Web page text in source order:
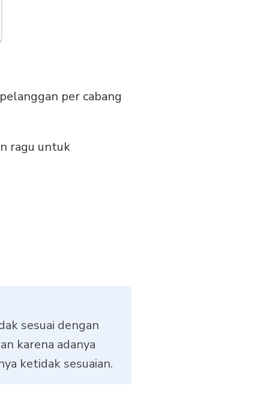
per cabang
ragu untuk
sesuai dengan
karena adanya
ketidak sesuaian.